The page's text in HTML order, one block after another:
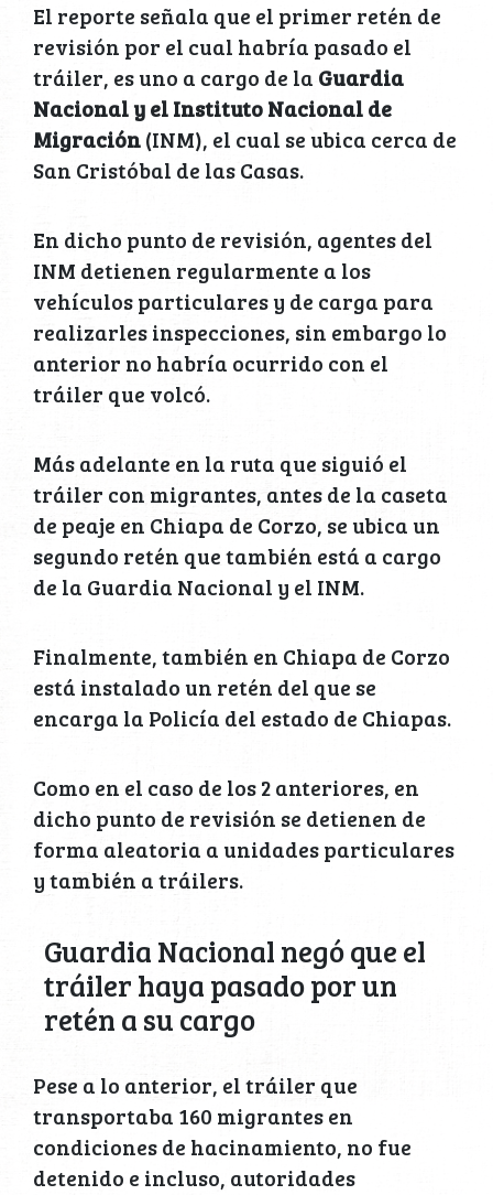
El reporte señala que el primer retén de
revisión por el cual habría pasado el
tráiler, es uno a cargo de la Guardia
Nacional y el Instituto Nacional de
Migración(INM), el cual se ubica cerca de
San Cristóbal de las Casas.
En dicho punto de revisión, agentes del
INM detienen regularmente a los
vehículos particulares y de carga para
realizarles inspecciones, sin embargo lo
anterior no habría ocurrido con el
tráiler que volcó.
Más adelante en la ruta que siguió el
tráiler con migrantes, antes de la caseta
de peaje en Chiapa de Corzo, se ubica un
segundo retén que también está a cargo
de la Guardia Nacional y el INM.
Finalmente, también en Chiapa de Corzo
está instalado un retén del que se
encarga la Policía del estado de Chiapas.
Como en el caso de los 2 anteriores, en
dicho punto de revisión se detienen de
forma aleatoria a unidades particulares
y también a tráilers.
Guardia Nacional negó que el
tráiler haya pasado por un
retén a su cargo
Pese a lo anterior, el tráiler que
transportaba 160 migrantes en
condiciones de hacinamiento, no fue
detenido e incluso, autoridades